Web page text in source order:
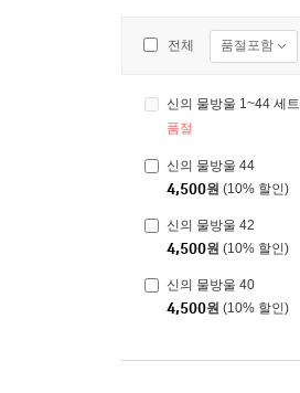
전체 품절포함
신의 물방울 1~44 세트
품절
신의 물방울 44
4,500원 (10% 할인)
신의 물방울 42
4,500원 (10% 할인)
신의 물방울 40
4,500원 (10% 할인)